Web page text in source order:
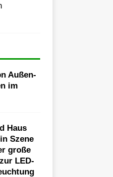
Außen-
im
Haus
Szene
große
LED-